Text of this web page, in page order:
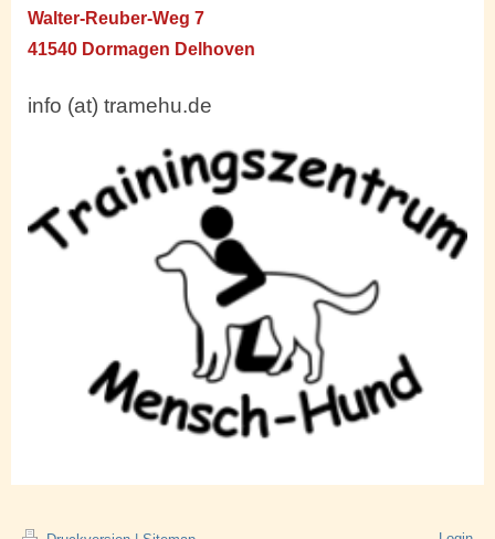
Walter-Reuber-Weg 7
41540 Dormagen Delhoven
info (at) tramehu.de